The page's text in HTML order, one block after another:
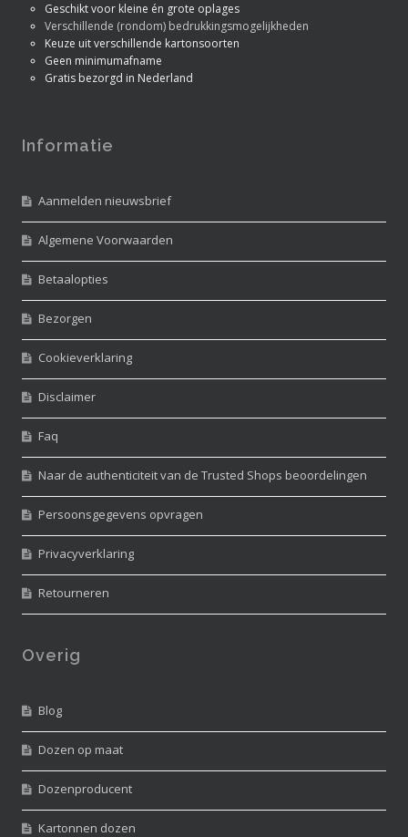
Geschikt voor kleine én grote oplages
Verschillende (rondom) bedrukkingsmogelijkheden
Keuze uit verschillende kartonsoorten
Geen minimumafname
Gratis bezorgd in Nederland
Informatie
Aanmelden nieuwsbrief
Algemene Voorwaarden
Betaalopties
Bezorgen
Cookieverklaring
Disclaimer
Faq
Naar de authenticiteit van de Trusted Shops beoordelingen
Persoonsgegevens opvragen
Privacyverklaring
Retourneren
Overig
Blog
Dozen op maat
Dozenproducent
Kartonnen dozen